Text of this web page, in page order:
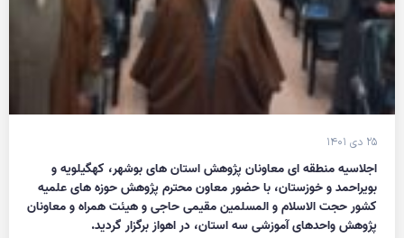
۲۵ دی ۱۴۰۱
اجلاسیه منطقه ای معاونان پژوهش استان های بوشهر، کهگیلویه و
بویراحمد و خوزستان، با حضور معاون محترم پژوهش حوزه های علمیه
کشور حجت الاسلام و المسلمین مقیمی حاجی و هیئت همراه و معاونان
پژوهش واحد‌های آموزشی سه استان، در اهواز برگزار گردید.